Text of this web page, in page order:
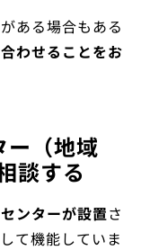
ある場合もある
わせることをお
ー（地域
談する
ンターが設置さ
て機能していま